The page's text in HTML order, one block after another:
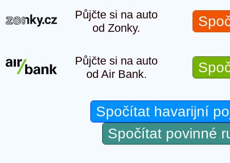
Půjčte si na auto
od Zonky.
Půjčte si na auto
od Air Bank.
Spočítat havarijní
Spočítat povinné